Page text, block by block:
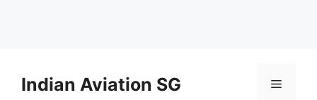
contentIndian Aviation SG Menu